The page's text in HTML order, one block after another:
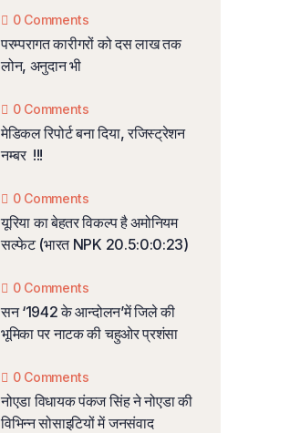
0 Comments
परम्परागत कारीगरों को दस लाख तक
लोन, अनुदान भी
0 Comments
मेडिकल रिपोर्ट बना दिया, रजिस्ट्रेशन
नम्बर !!!
0 Comments
यूरिया का बेहतर विकल्प है अमोनियम
सल्फेट (भारत NPK 20.5:0:0:23)
0 Comments
सन ‘1942 के आन्दोलन’में जिले की
भूमिका पर नाटक की चहुओर प्रशंसा
0 Comments
नोएडा विधायक पंकज सिंह ने नोएडा की
विभिन्न सोसाइटियों में जनसंवाद